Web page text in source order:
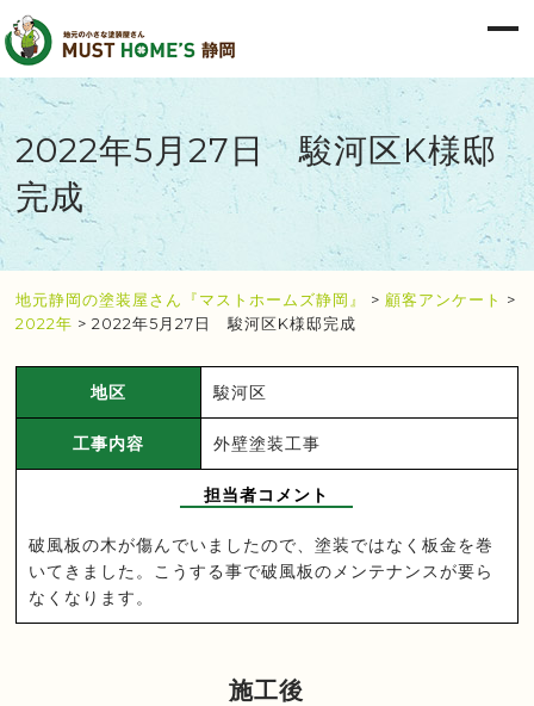
2022年5月27日 駿河区K様邸
完成
地元静岡の塗装屋さん『マストホームズ静岡』 >顧客アンケート >
2022年 >2022年5月27日 駿河区K様邸完成
地区 駿河区
工事内容 外壁塗装工事
担当者コメント
破風板の木が傷んでいましたので、塗装ではなく板金を巻
いてきました。こうする事で破風板のメンテナンスが要ら
なくなります。
施工後